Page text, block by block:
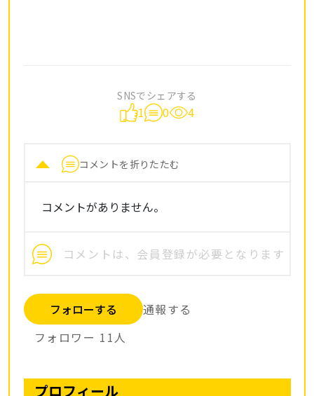
SNSでシェアする
1 0 4
コメントを折りたたむ
コメントがありません。
フォローする
通報する
フォロワー 11人
プロフィール